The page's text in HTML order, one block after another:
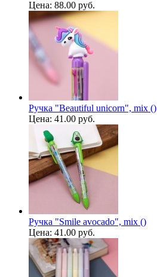
Цена: 88.00 руб.
Ручка "Beautiful unicorn", mix ()
Цена: 41.00 руб.
Ручка "Smile avocado", mix ()
Цена: 41.00 руб.